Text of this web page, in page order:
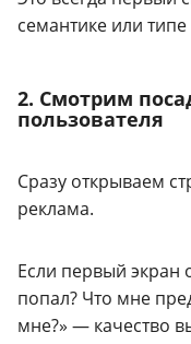
семантике или типе
2. Смотрим
пользователя
Сразу открываем
реклама.
Если первый экран
попал? Что мне
мне?» — качество